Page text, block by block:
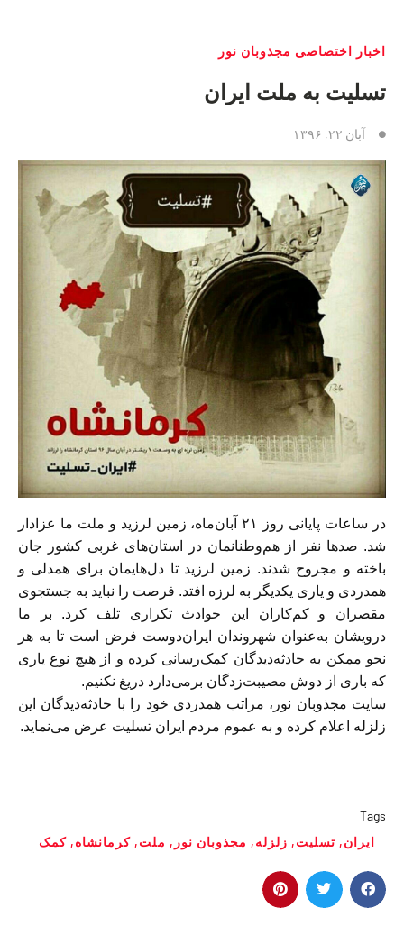
اخبار اختصاصی مجذوبان نور
تسلیت به ملت ایران
آبان ۲۲, ۱۳۹۶
در ساعات پایانی روز ۲۱ آبان‌ماه، زمین لرزید و ملت ما عزادار
شد. صدها نفر از هم‌وطنا‌نمان در استان‌های غربی کشور جان
باخته و مجروح شدند. زمین لرزید تا دل‌هایمان برای همدلی و
همدردی و یاری یکدیگر به لرزه افتد. فرصت را نباید به جستجوی
مقصران و کم‌کاران این حوادث تکراری تلف کرد. بر ما
درویشان به‌عنوان شهروندان ایران‌دوست فرض است تا به هر
نحو ممکن به حادثه‌دیدگان کمک‌رسانی کرده و از هیچ نوع یاری
که باری از دوش مصیبت‌زدگان برمی‌دارد دریغ نکنیم.
سایت مجذوبان نور، مراتب همدردی خود را با حادثه‌دیدگان این
زلزله اعلام کرده و به عموم مردم ایران تسلیت عرض می‌نماید.
Tags
ایران, تسلیت, زلزله, مجذوبان نور , ملت, کرمانشاه, کمک